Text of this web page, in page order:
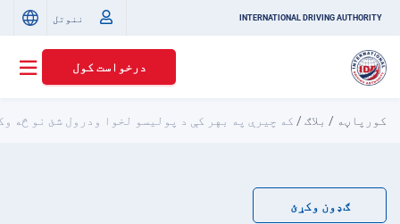
INTERNATIONAL DRIVING AUTHORITY ننوتل
درخواست کول
کورپاڼه / بلاګ/ که چیرې په بهر کې د پولیسو لخوا ودرول شئ نو څه
ګډون وکړئ